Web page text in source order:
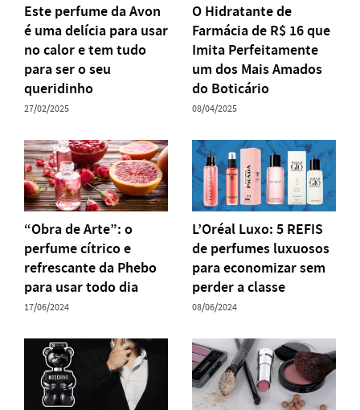
Este perfume da Avon
é uma delícia para usar
no calor e tem tudo
para ser o seu
queridinho
27/02/2025
O Hidratante de
Farmácia de R$ 16 que
Imita Perfeitamente
um dos Mais Amados
do Boticário
08/04/2025
“Obra de Arte”: o
perfume cítrico e
refrescante da Phebo
para usar todo dia
17/06/2024
L’Oréal Luxo: 5 REFIS
de perfumes luxuosos
para economizar sem
perder a classe
08/06/2024